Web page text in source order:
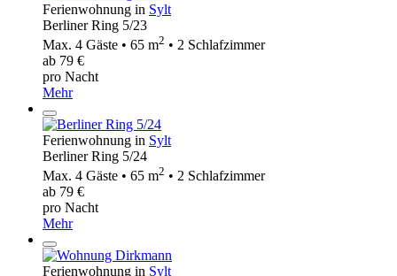
Ferienwohnung in Sylt
Berliner Ring 5/23
Max. 4 Gäste • 65 m2 • 2 Schlafzimmer
ab 79 €
pro Nacht
Mehr
Ferienwohnung in Sylt
Berliner Ring 5/24
Max. 4 Gäste • 65 m2 • 2 Schlafzimmer
ab 79 €
pro Nacht
Mehr
Ferienwohnung in Sylt